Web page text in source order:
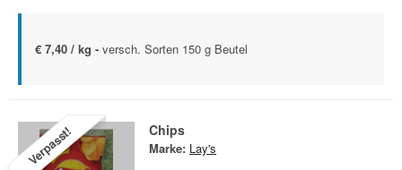
€ 7,40 / kg - versch. Sorten 150 g Beutel
Verpasst! Chips
Marke: Lay's